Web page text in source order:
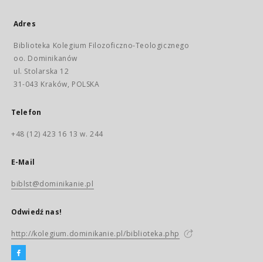
Adres
Biblioteka Kolegium Filozoficzno-Teologicznego
oo. Dominikanów
ul. Stolarska 12
31-043 Kraków, POLSKA
Telefon
+48 (12) 423 16 13 w. 244
E-Mail
biblst@dominikanie.pl
Odwiedź nas!
http://kolegium.dominikanie.pl/biblioteka.php